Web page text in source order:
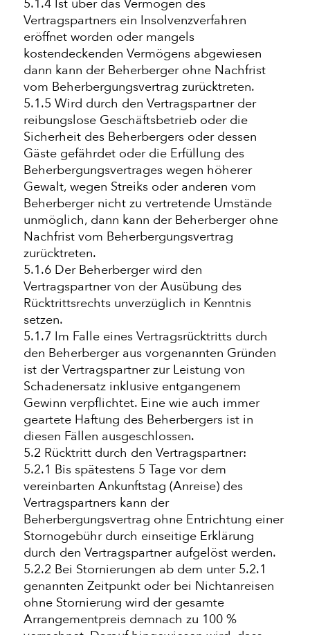
5.1.4 Ist über das Vermögen des
Vertragspartners ein Insolvenzverfahren
eröffnet worden oder mangels
kostendeckenden Vermögens abgewiesen
dann kann der Beherberger ohne Nachfrist
vom Beherbergungsvertrag zurücktreten.
5.1.5 Wird durch den Vertragspartner der
reibungslose Geschäftsbetrieb oder die
Sicherheit des Beherbergers oder dessen
Gäste gefährdet oder die Erfüllung des
Beherbergungsvertrages wegen höherer
Gewalt, wegen Streiks oder anderen vom
Beherberger nicht zu vertretende Umstände
unmöglich, dann kann der Beherberger ohne
Nachfrist vom Beherbergungsvertrag
zurücktreten.
5.1.6 Der Beherberger wird den
Vertragspartner von der Ausübung des
Rücktrittsrechts unverzüglich in Kenntnis
setzen.
5.1.7 Im Falle eines Vertragsrücktritts durch
den Beherberger aus vorgenannten Gründen
ist der Vertragspartner zur Leistung von
Schadenersatz inklusive entgangenem
Gewinn verpflichtet. Eine wie auch immer
geartete Haftung des Beherbergers ist in
diesen Fällen ausgeschlossen.
5.2 Rücktritt durch den Vertragspartner:
5.2.1 Bis spätestens 5 Tage vor dem
vereinbarten Ankunftstag (Anreise) des
Vertragspartners kann der
Beherbergungsvertrag ohne Entrichtung einer
Stornogebühr durch einseitige Erklärung
durch den Vertragspartner aufgelöst werden.
5.2.2 Bei Stornierungen ab dem unter 5.2.1
genannten Zeitpunkt oder bei Nichtanreisen
ohne Stornierung wird der gesamte
Arrangementpreis demnach zu 100 %